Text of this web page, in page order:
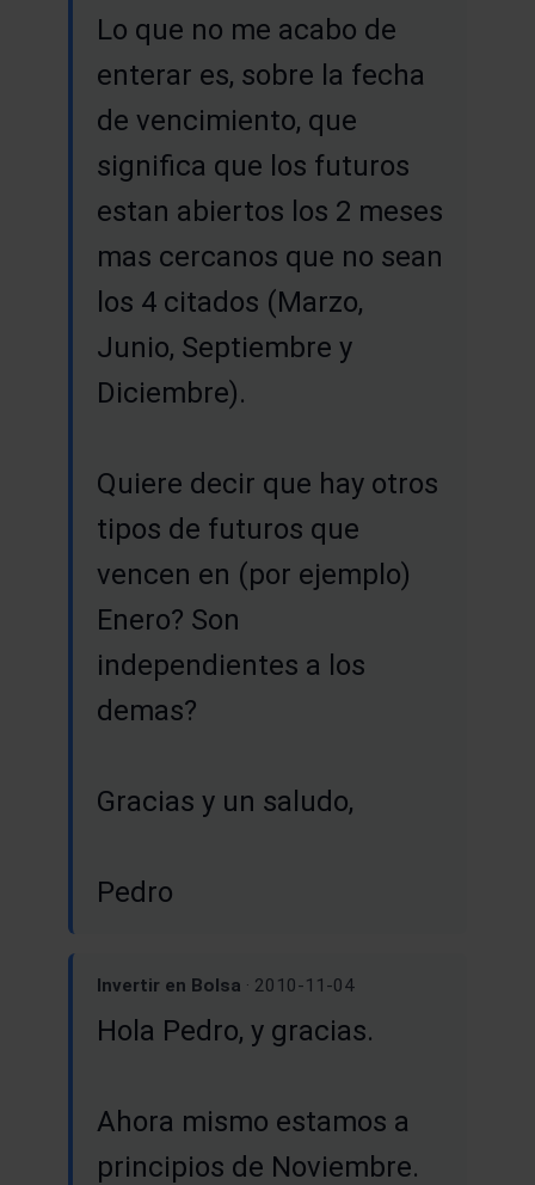
Lo que no me acabo de
enterar es, sobre la fecha
de vencimiento, que
significa que los futuros
estan abiertos los 2 meses
mas cercanos que no sean
los 4 citados (Marzo,
Junio, Septiembre y
Diciembre).
Quiere decir que hay otros
tipos de futuros que
vencen en (por ejemplo)
Enero? Son
independientes a los
demas?
Gracias y un saludo,
Pedro
Invertir en Bolsa · 2010-11-04
Hola Pedro, y gracias.
Ahora mismo estamos a
principios de Noviembre.